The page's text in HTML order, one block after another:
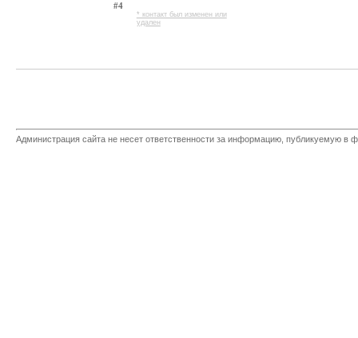
#4
* контакт был изменен или
удален
Администрация сайта не несет ответственности за информацию, публикуемую